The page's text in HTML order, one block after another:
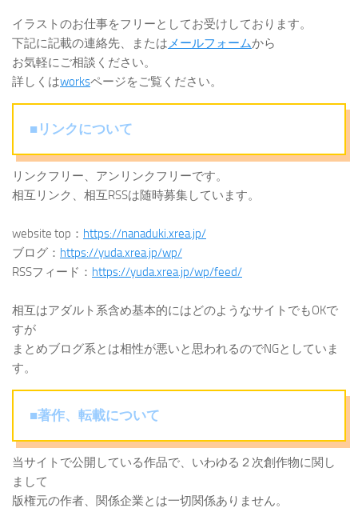
イラストのお仕事をフリーとしてお受けしております。
下記に記載の連絡先、またはメールフォームから
お気軽にご相談ください。
詳しくはworksページをご覧ください。
■リンクについて
リンクフリー、アンリンクフリーです。
相互リンク、相互RSSは随時募集しています。
website top： https://nanaduki.xrea.jp/
ブログ： https://yuda.xrea.jp/wp/
RSSフィード： https://yuda.xrea.jp/wp/feed/
相互はアダルト系含め基本的にはどのようなサイトでもOKで
すが
まとめブログ系とは相性が悪いと思われるのでNGとしていま
す。
■著作、転載について
当サイトで公開している作品で、いわゆる２次創作物に関し
まして
版権元の作者、関係企業とは一切関係ありません。